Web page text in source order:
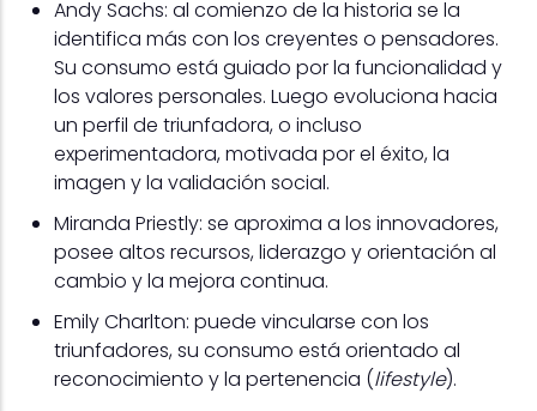
Andy Sachs: al comienzo de la historia se la
identifica más con los creyentes o pensadores.
Su consumo está guiado por la funcionalidad y
los valores personales. Luego evoluciona hacia
un perfil de triunfadora, o incluso
experimentadora, motivada por el éxito, la
imagen y la validación social.
Miranda Priestly: se aproxima a los innovadores,
posee altos recursos, liderazgo y orientación al
cambio y la mejora continua.
Emily Charlton: puede vincularse con los
triunfadores, su consumo está orientado al
reconocimiento y la pertenencia (lifestyle).